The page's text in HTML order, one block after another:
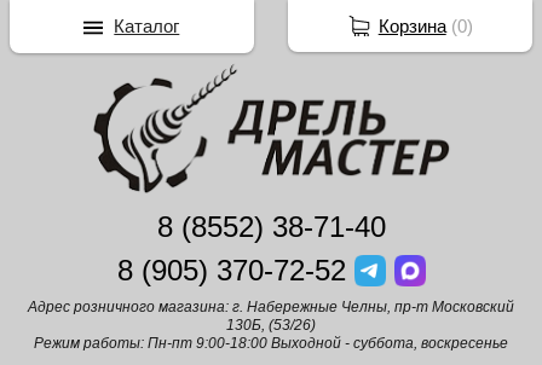
8 (8552) 38-71-40
8 (905) 370-72-52
Адрес розничного магазина: г. Набережные Челны, пр-т Московский
130Б, (53/26)
Режим работы: Пн-пт 9:00-18:00 Выходной - суббота, воскресенье
Корзина(0)
Каталог